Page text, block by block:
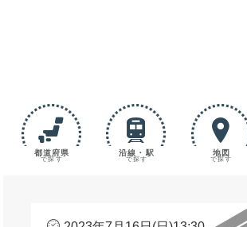
都道府県
で探す
沿線・駅
で探す
地図
で探す